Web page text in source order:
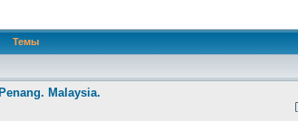
поиск
Темы
Malaysia.